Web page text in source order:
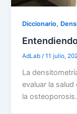
Diccionario,
AdLab/11 julio,
La
evaluar la
la